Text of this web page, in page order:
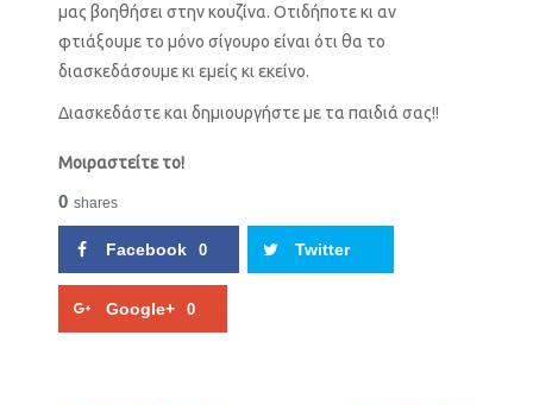
μας βοηθήσει στην κουζίνα. Οτιδήποτε κι αν
φτιάξουμε το μόνο σίγουρο είναι ότι θα το
διασκεδάσουμε κι εμείς κι εκείνο.
Διασκεδάστε και δημιουργήστε με τα παιδιά σας!!
Μοιραστείτε το!
0 shares
Facebook 0 Twitter
Google+ 0